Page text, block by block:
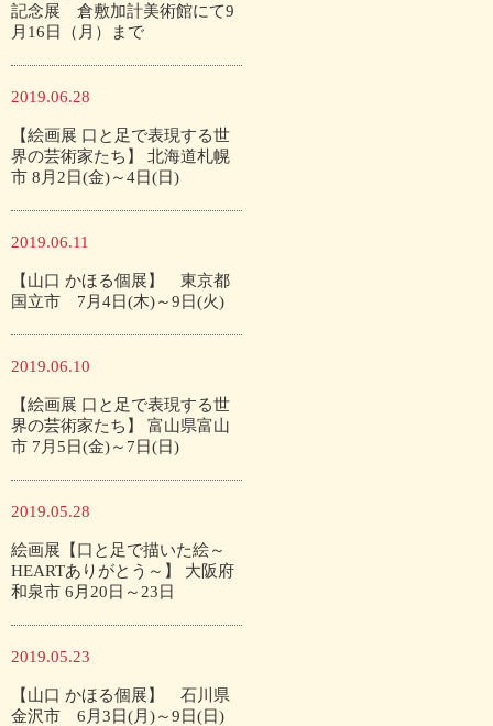
記念展 倉敷加計美術館にて9
月16日（月）まで
2019.06.28
【絵画展 口と足で表現する世
界の芸術家たち】 北海道札幌
市 8月2日(金)～4日(日)
2019.06.11
【山口 かほる個展】 東京都
国立市 7月4日(木)～9日(火)
2019.06.10
【絵画展 口と足で表現する世
界の芸術家たち】 富山県富山
市 7月5日(金)～7日(日)
2019.05.28
絵画展【口と足で描いた絵～
HEARTありがとう～】 大阪府
和泉市 6月20日～23日
2019.05.23
【山口 かほる個展】 石川県
金沢市 6月3日(月)～9日(日)